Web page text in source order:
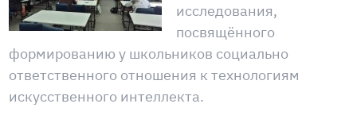
исследования,
посвящённого
формированию у школьников социально
ответственного отношения к технологиям
искусственного интеллекта.